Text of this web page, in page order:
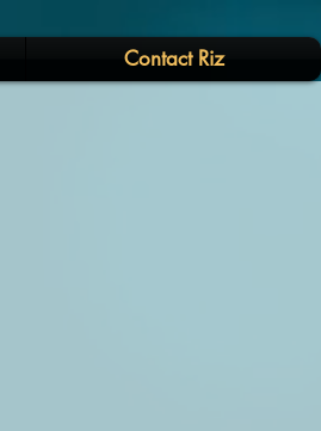
Contact Riz